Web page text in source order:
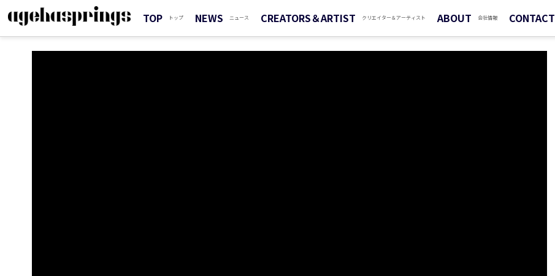
TOP トップ NEWS ニュース CREATORS＆ARTIST クリエイター＆アーティスト ABOUT 会社情報 CONTACT